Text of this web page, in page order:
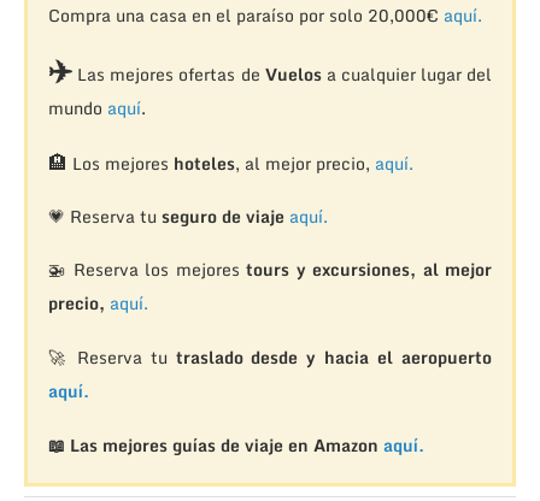
Compra una casa en el paraíso por solo 20,000€ aquí.
✈️Las mejores ofertas de Vuelosa cualquier lugar del
mundo aquí.
🏨 Los mejores hoteles, al mejor precio, aquí.
💗 Reserva tu seguro de viaje aquí.
🚁 Reserva los mejorestours y excursiones, al mejor
precio, aquí.
🚀 Reserva tu traslado desde y hacia el aeropuerto
aquí.
📖 Las mejores guías de viaje en Amazon aquí.